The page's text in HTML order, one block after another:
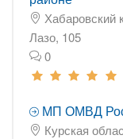
Хабаровский
Лазо, 105
0
МП ОМВД
Курская